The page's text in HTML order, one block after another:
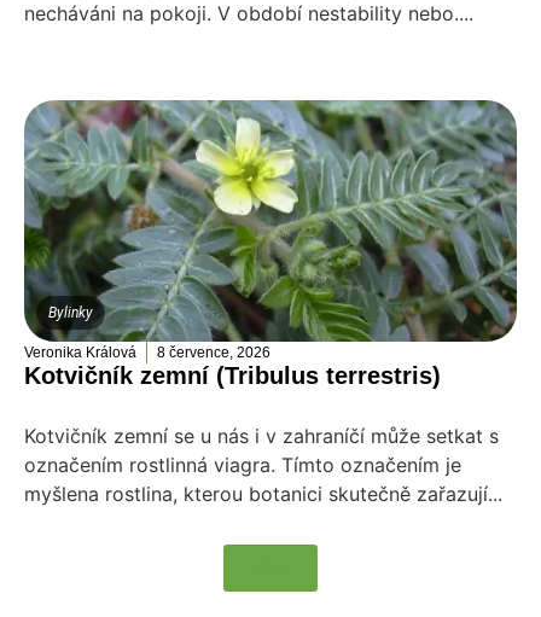
necháváni na pokoji. V období nestability nebo....
Bylinky
Veronika Králová 8 července, 2026
Kotvičník zemní (Tribulus terrestris)
Kotvičník zemní se u nás i v zahraníčí může setkat s
označením rostlinná viagra. Tímto označením je
myšlena rostlina, kterou botanici skutečně zařazují...